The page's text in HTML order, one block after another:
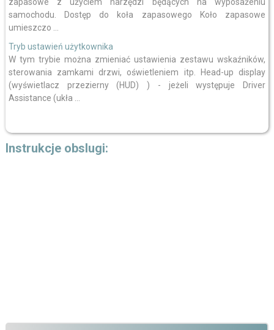
samochodu. Dostęp do koła zapasowego Koło zapasowe
umieszczo ...
Tryb ustawień użytkownika
W tym trybie można zmieniać ustawienia zestawu wskaźników,
sterowania zamkami drzwi, oświetleniem itp. Head-up display
(wyświetlacz przezierny (HUD) ) - jeżeli występuje Driver
Assistance (ukła ...
Instrukcje obslugi: